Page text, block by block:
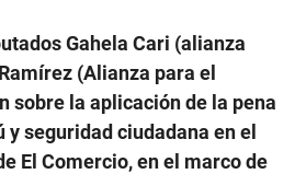
Gahela Cari (alianza
(Alianza para el
sobre la aplicación de la pena
y seguridad ciudadana en el
El Comercio, en el marco de